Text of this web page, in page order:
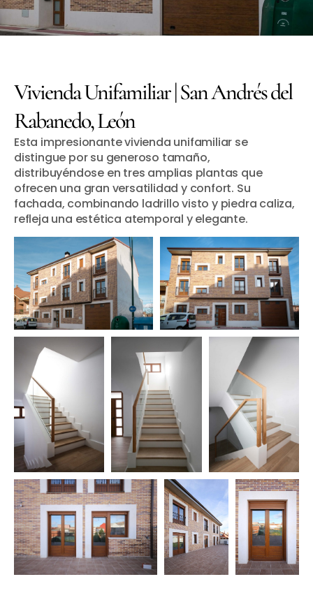
Vivienda Unifamiliar | San Andrés del
Rabanedo, León
Esta impresionante vivienda unifamiliar se
distingue por su generoso tamaño,
distribuyéndose en tres amplias plantas que
ofrecen una gran versatilidad y confort. Su
fachada, combinando ladrillo visto y piedra caliza,
refleja una estética atemporal y elegante.